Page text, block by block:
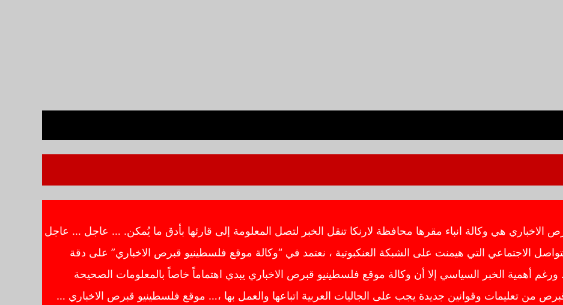
هي وكالة انباء مقرها محافظة لارنكا تنقل الخبر لتصل المعلومة إلى قارئها بأدق ما يُمكن. … عاجل … عاجل
الاجتماعي التي هيمنت على الشبكة العنكبوتية ، نعتمد في “وكالة موقع فلسطينيو قبرص الاخباري” على دقة
أهمية الخبر السياسي إلا أن وكالة موقع فلسطينيو قبرص الاخباري يبدي اهتماماً خاصاً بالمعلومات الصحيحة
قبرص من تعليمات وقوانين جديدة يجب على الجاليات العربية اتباعها والعمل بها ،… موقع فلسطينيو قبرص الاخباري …